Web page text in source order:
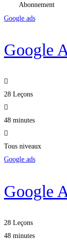
Abonnement
Google ads
Google
28 Leçons
48 minutes
Tous niveaux
Google ads
Google
28 Leçons
48 minutes